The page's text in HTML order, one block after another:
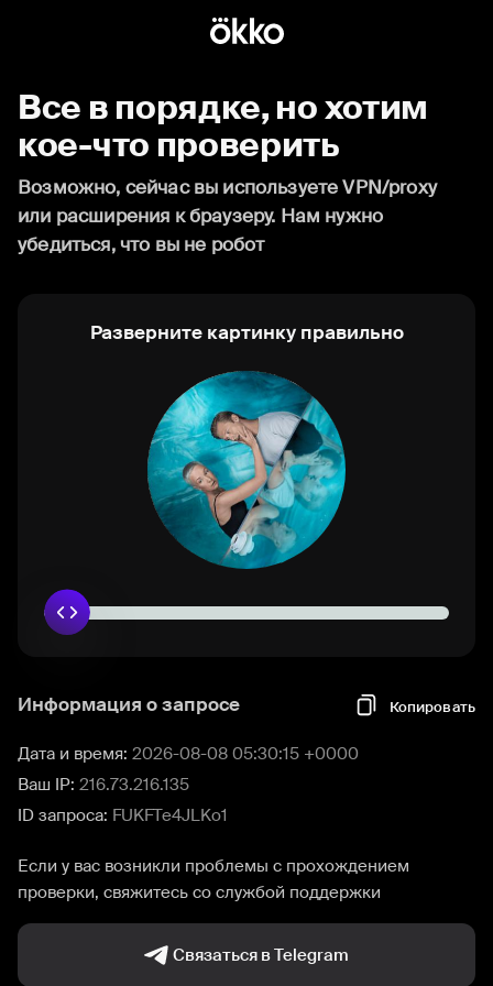
Все в порядке, но хотим
кое-что проверить
Возможно, сейчас вы используете VPN/proxy
или расширения к браузеру. Нам нужно
убедиться, что вы не робот
Разверните картинку правильно
Информация о запросе Копировать
Дата и время: 2026-08-08 05:30:15 +0000
Ваш IP: 216.73.216.135
ID запроса: FUKFTe4JLKo1
Если у вас возникли проблемы с прохождением
проверки, свяжитесь со службой поддержки
Связаться в Telegram